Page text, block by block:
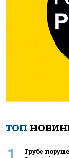
ТОП
Грубе